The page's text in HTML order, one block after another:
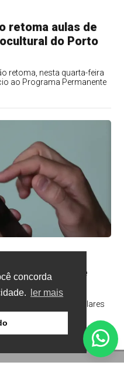
concorda
ler mais
retoma aulas de
do Porto
retoma, nesta quarta-feira
ao Programa Permanente
mental já é
de 2 mil gestores escolares